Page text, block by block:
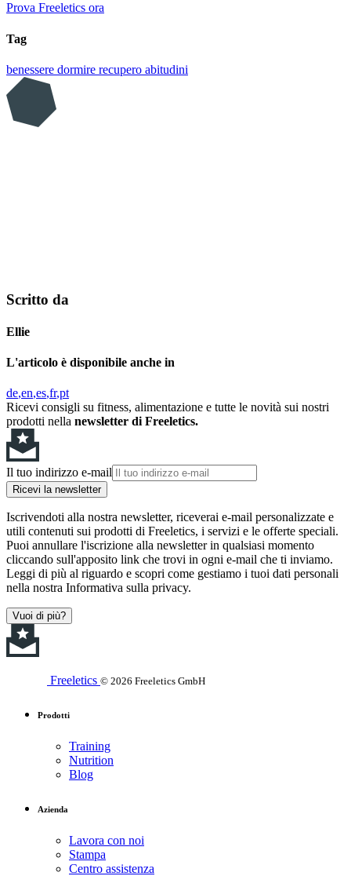
Prova Freeletics ora
Tag
benessere dormire recupero abitudini
Scritto da
Ellie
L'articolo è disponibile anche in
de en es fr pt
Ricevi consigli su fitness, alimentazione e tutte le novità sui nostri
prodotti nella newsletter di Freeletics.
Il tuo indirizzo e-mail
Ricevi la newsletter
Iscrivendoti alla nostra newsletter, riceverai e-mail personalizzate e
utili contenuti sui prodotti di Freeletics, i servizi e le offerte speciali.
Puoi annullare l'iscrizione alla newsletter in qualsiasi momento
cliccando sull'apposito link che trovi in ogni e-mail che ti inviamo.
Leggi di più al riguardo e scopri come gestiamo i tuoi dati personali
nella nostra Informativa sulla privacy.
Vuoi di più?
Freeletics © 2026 Freeletics GmbH
Prodotti
Training
Nutrition
Blog
Azienda
Lavora con noi
Stampa
Centro assistenza